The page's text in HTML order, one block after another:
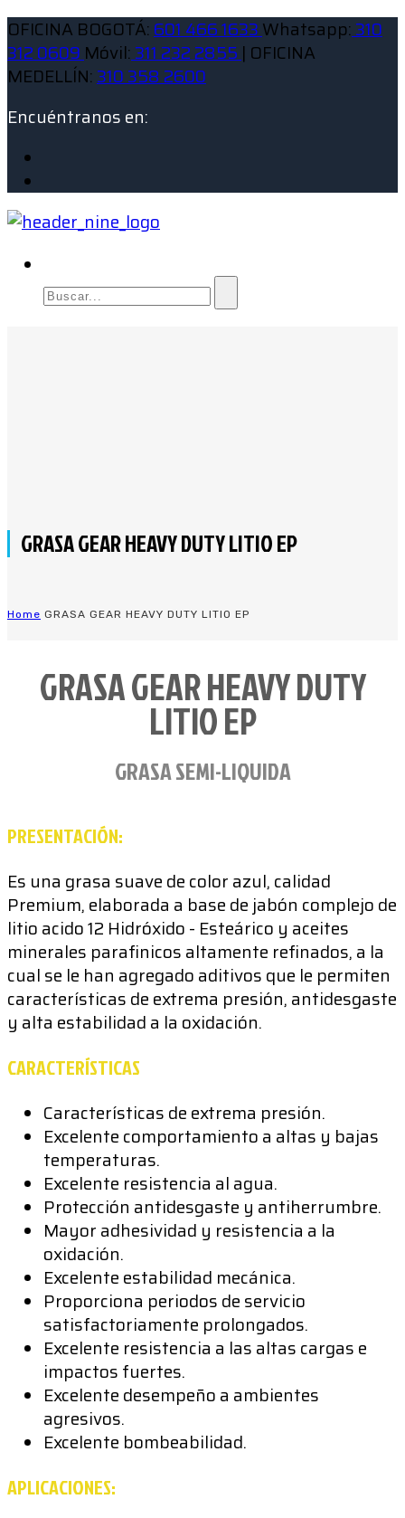
OFICINA BOGOTÁ:601 466 1633Whatsapp:310
312 0609Móvil:311 232 2855| OFICINA
MEDELLÍN:310 358 2600
Encuéntranos en:
GRASA GEAR HEAVY DUTY LITIO EP
Home GRASA GEAR HEAVY DUTY LITIO EP
GRASA GEAR HEAVY DUTY
LITIO EP
GRASA SEMI-LIQUIDA
PRESENTACIÓN:
Es una grasa suave de color azul, calidad
Premium, elaborada a base de jabón complejo de
litio acido 12 Hidróxido - Esteárico y aceites
minerales parafinicos altamente refinados, a la
cual se le han agregado aditivos que le permiten
características de extrema presión, antidesgaste
y alta estabilidad a la oxidación.
CARACTERÍSTICAS
Características de extrema presión.
Excelente comportamiento a altas y bajas
temperaturas.
Excelente resistencia al agua.
Protección antidesgaste y antiherrumbre.
Mayor adhesividad y resistencia a la
oxidación.
Excelente estabilidad mecánica.
Proporciona periodos de servicio
satisfactoriamente prolongados.
Excelente resistencia a las altas cargas e
impactos fuertes.
Excelente desempeño a ambientes
agresivos.
Excelente bombeabilidad.
APLICACIONES: